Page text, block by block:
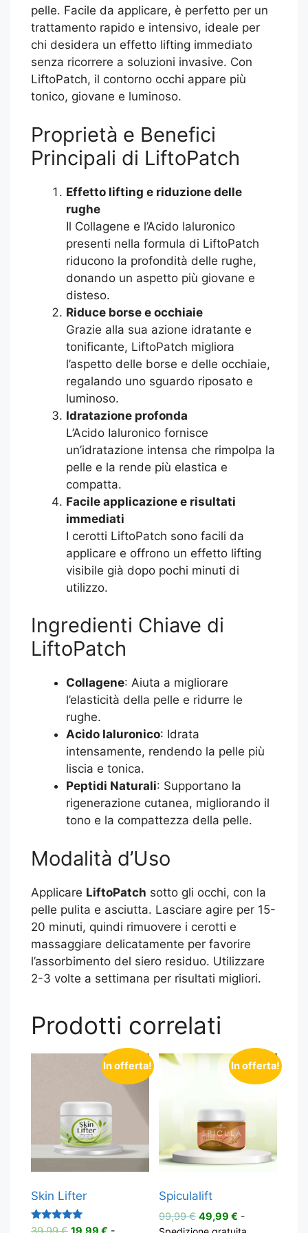
pelle. Facile da applicare, è perfetto per un
trattamento rapido e intensivo, ideale per
chi desidera un effetto lifting immediato
senza ricorrere a soluzioni invasive. Con
LiftoPatch, il contorno occhi appare più
tonico, giovane e luminoso.
Proprietà e Benefici
Principali di LiftoPatch
Effetto lifting e riduzione delle
rughe
Il Collagene e l’Acido Ialuronico
presenti nella formula di LiftoPatch
riducono la profondità delle rughe,
donando un aspetto più giovane e
disteso.
Riduce borse e occhiaie
Grazie alla sua azione idratante e
tonificante, LiftoPatch migliora
l’aspetto delle borse e delle occhiaie,
regalando uno sguardo riposato e
luminoso.
Idratazione profonda
L’Acido Ialuronico fornisce
un’idratazione intensa che rimpolpa la
pelle e la rende più elastica e
compatta.
Facile applicazione e risultati
immediati
I cerotti LiftoPatch sono facili da
applicare e offrono un effetto lifting
visibile già dopo pochi minuti di
utilizzo.
Ingredienti Chiave di
LiftoPatch
Collagene: Aiuta a migliorare
l’elasticità della pelle e ridurre le
rughe.
Acido Ialuronico: Idrata
intensamente, rendendo la pelle più
liscia e tonica.
Peptidi Naturali: Supportano la
rigenerazione cutanea, migliorando il
tono e la compattezza della pelle.
Modalità d’Uso
Applicare LiftoPatch sotto gli occhi, con la
pelle pulita e asciutta. Lasciare agire per 15-
20 minuti, quindi rimuovere i cerotti e
massaggiare delicatamente per favorire
l’assorbimento del siero residuo. Utilizzare
2-3 volte a settimana per risultati migliori.
Prodotti correlati
In offerta!
Skin Lifter
Valutato Il
Il
In offerta!
Spiculalift
99,99€ Il
prezzo
49,99€ Il
prezzo
-